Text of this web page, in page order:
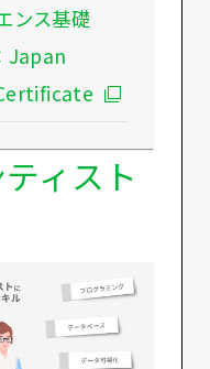
ンス基礎
Japan
ィスト